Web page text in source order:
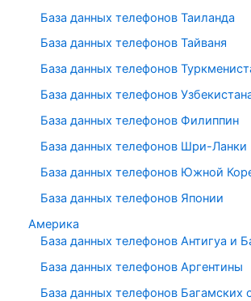
База данных телефонов Таиланда
База данных телефонов Тайваня
База данных телефонов
База данных телефонов
База данных телефонов Филиппин
База данных телефонов Шри-Ланки
База данных телефонов Южной
База данных телефонов Японии
Америка
База данных телефонов Антигуа и
База данных телефонов Аргентины
База данных телефонов Багамских